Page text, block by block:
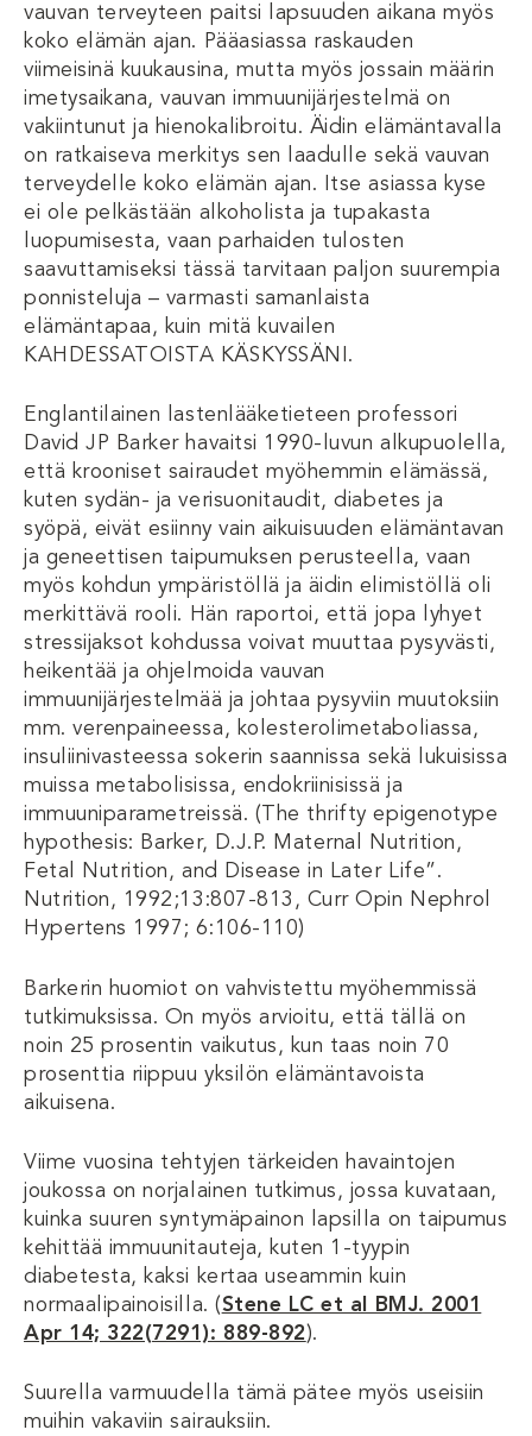
vauvan terveyteen paitsi lapsuuden aikana myös
koko elämän ajan. Pääasiassa raskauden
viimeisinä kuukausina, mutta myös jossain määrin
imetysaikana, vauvan immuunijärjestelmä on
vakiintunut ja hienokalibroitu. Äidin elämäntavalla
on ratkaiseva merkitys sen laadulle sekä vauvan
terveydelle koko elämän ajan. Itse asiassa kyse
ei ole pelkästään alkoholista ja tupakasta
luopumisesta, vaan parhaiden tulosten
saavuttamiseksi tässä tarvitaan paljon suurempia
ponnisteluja – varmasti samanlaista
elämäntapaa, kuin mitä kuvailen
KAHDESSATOISTA KÄSKYSSÄNI.
Englantilainen lastenlääketieteen professori
David JP Barker havaitsi 1990-luvun alkupuolella,
että krooniset sairaudet myöhemmin elämässä,
kuten sydän- ja verisuonitaudit, diabetes ja
syöpä, eivät esiinny vain aikuisuuden elämäntavan
ja geneettisen taipumuksen perusteella, vaan
myös kohdun ympäristöllä ja äidin elimistöllä oli
merkittävä rooli. Hän raportoi, että jopa lyhyet
stressijaksot kohdussa voivat muuttaa pysyvästi,
heikentää ja ohjelmoida vauvan
immuunijärjestelmää ja johtaa pysyviin muutoksiin
mm. verenpaineessa, kolesterolimetaboliassa,
insuliinivasteessa sokerin saannissa sekä lukuisissa
muissa metabolisissa, endokriinisissä ja
immuuniparametreissä. (The thrifty epigenotype
hypothesis: Barker, D.J.P. Maternal Nutrition,
Fetal Nutrition, and Disease in Later Life”.
Nutrition, 1992;13:807-813, Curr Opin Nephrol
Hypertens 1997; 6:106-110)
Barkerin huomiot on vahvistettu myöhemmissä
tutkimuksissa. On myös arvioitu, että tällä on
noin 25 prosentin vaikutus, kun taas noin 70
prosenttia riippuu yksilön elämäntavoista
aikuisena.
Viime vuosina tehtyjen tärkeiden havaintojen
joukossa on norjalainen tutkimus, jossa kuvataan,
kuinka suuren syntymäpainon lapsilla on taipumus
kehittää immuunitauteja, kuten 1-tyypin
diabetesta, kaksi kertaa useammin kuin
normaalipainoisilla. (Stene LC et al BMJ. 2001
Apr 14; 322(7291): 889-892).
Suurella varmuudella tämä pätee myös useisiin
muihin vakaviin sairauksiin.